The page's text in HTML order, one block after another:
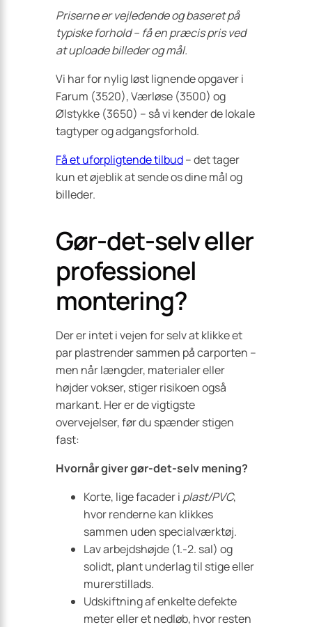
Priserne er vejledende og baseret på
typiske forhold – få en præcis pris ved
at uploade billeder og mål.
Vi har for nylig løst lignende opgaver i
Farum (3520), Værløse (3500) og
Ølstykke (3650) – så vi kender de lokale
tagtyper og adgangsforhold.
Få et uforpligtende tilbud– det tager
kun et øjeblik at sende os dine mål og
billeder.
Gør-det-selv eller
professionel
montering?
Der er intet i vejen for selv at klikke et
par plastrender sammen på carporten –
men når længder, materialer eller
højder vokser, stiger risikoen også
markant. Her er de vigtigste
overvejelser, før du spænder stigen
fast:
Hvornår giver gør-det-selv mening?
Korte, lige facader i plast/PVC,
hvor renderne kan klikkes
sammen uden specialværktøj.
Lav arbejdshøjde (1.-2. sal) og
solidt, plant underlag til stige eller
murerstillads.
Udskiftning af enkelte defekte
meter eller et nedløb, hvor resten